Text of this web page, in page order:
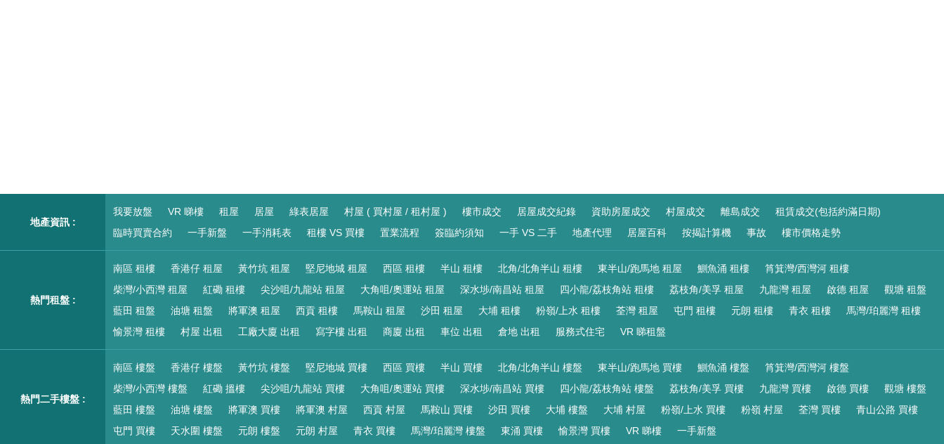
地產資訊 :
我要放盤 VR 睇樓 租屋 居屋 綠表居屋 村屋 ( 買村屋 / 租村屋 ) 樓市成交 居屋成交紀錄 資助房屋成交 村屋成交 離島成交
租賃成交(包括約滿日期)
臨時買賣合約
一手新盤 一手消耗表 租樓 VS 買樓 置業流程 簽臨約須知 一手 VS 二手 地產代理 居屋百科 按揭計算機 事故 樓市價格走勢
熱門租盤 :
南區 租樓 香港仔 租屋 黃竹坑 租屋 堅尼地城 租屋 西區 租樓 半山 租樓 北角/北角半山 租樓 東半山/跑馬地 租屋 鰂魚涌 租樓
筲箕灣/西灣河 租樓
柴灣/小西灣 租屋
紅磡 租樓 尖沙咀/九龍站 租屋 大角咀/奧運站 租屋 深水埗/南昌站 租屋 四小龍/荔枝角站 租樓 荔枝角/美孚 租屋 九龍灣 租屋 啟德 租屋
觀塘 租盤
藍田 租盤
油塘 租盤 將軍澳 租屋 西貢 租樓 馬鞍山 租屋 沙田 租屋 大埔 租樓 粉嶺/上水 租樓 荃灣 租屋 屯門 租樓 元朗 租樓 青衣 租樓
馬灣/珀麗灣 租樓
愉景灣 租樓
村屋 出租 工廠大廈 出租 寫字樓 出租 商廈 出租 車位 出租 倉地 出租 服務式住宅 VR 睇租盤
熱門二手樓盤 :
南區 樓盤 香港仔 樓盤 黃竹坑 樓盤 堅尼地城 買樓 西區 買樓 半山 買樓 北角/北角半山 樓盤 東半山/跑馬地 買樓 鰂魚涌 樓盤
筲箕灣/西灣河 樓盤
柴灣/小西灣 樓盤
紅磡 搵樓 尖沙咀/九龍站 買樓 大角咀/奧運站 買樓 深水埗/南昌站 買樓 四小龍/荔枝角站 樓盤 荔枝角/美孚 買樓 九龍灣 買樓 啟德 買樓
觀塘 樓盤
藍田 樓盤
油塘 樓盤 將軍澳 買樓 將軍澳 村屋 西貢 村屋 馬鞍山 買樓 沙田 買樓 大埔 樓盤 大埔 村屋 粉嶺/上水 買樓 粉嶺 村屋 荃灣 買樓
青山公路 買樓
屯門 買樓
天水圍 樓盤 元朗 樓盤 元朗 村屋 青衣 買樓 馬灣/珀麗灣 樓盤 東涌 買樓 愉景灣 買樓 VR 睇樓 一手新盤